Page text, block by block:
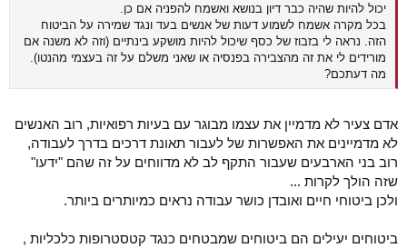
יכול להיות שהיה כבר דיון בנושא ואשמח להפניה אם כן.
בכל מקרה אשמח לשמוע דעות של אנשים בעד ונגד שמירה על הביטוח
הזה. נראה לי בזבוז של כסף שיכול להיות מושקע בינתיים (וזה לא משנה אם
מורידים לי את זה מהצבירה בפנסיה או שאני משלם על זה בעצמי מהנטו).
מה דעתכם?
אדם צעיר לא מדמיין את עצמו מבוגר עם בעיות רפואיות, רוב האנשים
לא מדמיינים את האפשרות של לעבור תאונת דרכים בדרך לעבודה,
רוב בני הארבעים שעבור התקף לב לא מדווחים על זה שהם "ידעו"
שזה הולך לקרות ...
ולכן ביטוחי חיים ואובדן כושר עבודה נראים כמיותרים ביותר.
ביטוחים יעילים הם ביטוחים שמבטחים כנגד קטסטרופות כלכליות ,